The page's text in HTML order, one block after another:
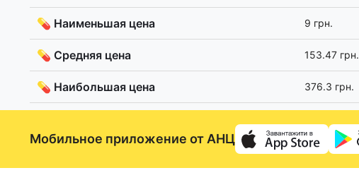
💊 Наименьшая цена 9 грн.
💊 Средняя цена 153.47 грн.
💊 Наибольшая цена 376.3 грн.
Мобильное приложение от АНЦ